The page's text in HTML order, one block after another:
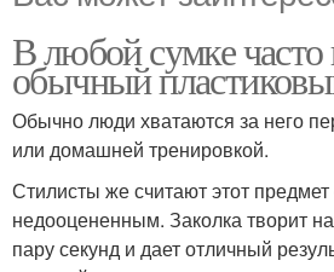
В любой сумке часто
обычный
Обычно люди хватаются за него
или домашней тренировкой.
Стилисты же считают этот
недооцененным. Заколка творит
пару секунд и дает отличный